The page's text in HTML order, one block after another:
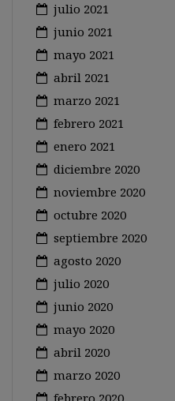
julio 2021
junio 2021
mayo 2021
abril 2021
marzo 2021
febrero 2021
enero 2021
diciembre 2020
noviembre 2020
octubre 2020
septiembre 2020
agosto 2020
julio 2020
junio 2020
mayo 2020
abril 2020
marzo 2020
febrero 2020